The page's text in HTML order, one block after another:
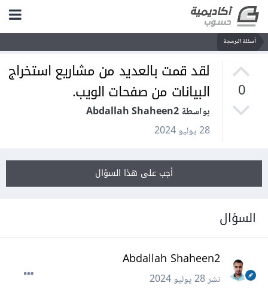
أسئلة البرمجة
0
لقد قمت بالعديد من مشاريع استخراج
البيانات من صفحات الويب.
بواسطة Abdallah Shaheen2
28 يوليو 2024
أجب على هذا السؤال
السؤال
Abdallah Shaheen2
نشر28 يوليو 2024